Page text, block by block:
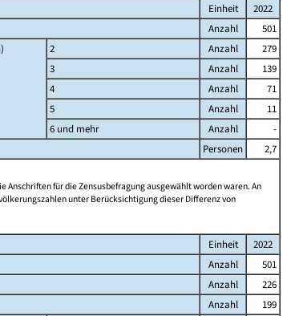
Einheit
2022
Anzahl
501
2 Anzahl
279
3
Anzahl
139
4
Anzahl
71
5
Anzahl
11
6 und mehr
Anzahl
-
Personen
2,7
für die Zensusbefragung ausgewählt worden waren. An
unter Berücksichtigung dieser Differenz von
Einheit
2022
Anzahl
501
Anzahl
226
Anzahl
199